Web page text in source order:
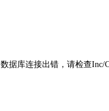
数据库连接出错，请检查Inc/